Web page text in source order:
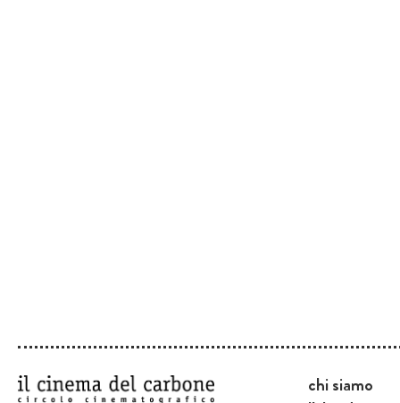
chi siamo